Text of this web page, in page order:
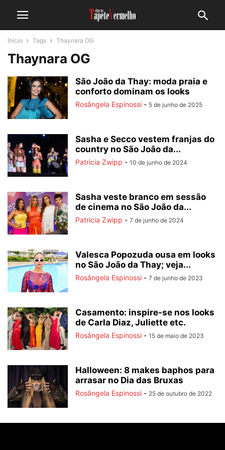
Início Tags Thaynara OG
Thaynara OG
São João da Thay: moda praia e
conforto dominam os looks
Rosângela Espinossi - 5 de junho de 2025
Sasha e Secco vestem franjas do
country no São João da...
Patricia Zwipp - 10 de junho de 2024
Sasha veste branco em sessão
de cinema no São João da...
Patricia Zwipp - 7 de junho de 2024
Valesca Popozuda ousa em looks
no São João da Thay; veja...
Rosângela Espinossi - 7 de junho de 2023
Casamento: inspire-se nos looks
de Carla Diaz, Juliette etc.
Rosângela Espinossi - 15 de maio de 2023
Halloween: 8 makes baphos para
arrasar no Dia das Bruxas
Rosângela Espinossi - 25 de outubro de 2022